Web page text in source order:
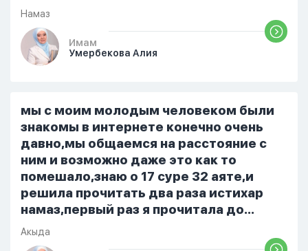
себя. После этого я не вставала на
намаз и не видела жайнамаз. Я просто
уже так не могу читать, смотреть . Дуа
я делаю скрытно если делаю дома. Я
От родных же людей.
Намаз
Имам
Умербекова Алия
мы с моим молодым человеком были
знакомы в интернете конечно очень
давно,мы общаемся на расстояние с
ним и возможно даже это как то
помешало,знаю о 17 суре 32 аяте,и
решила прочитать два раза истихар
намаз,первый раз я прочитала до
«Аср» намаза и сначала было
тревожно,позже стало спокойно и в
Акыда